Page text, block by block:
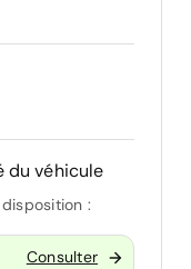
du véhicule
:
Consulter